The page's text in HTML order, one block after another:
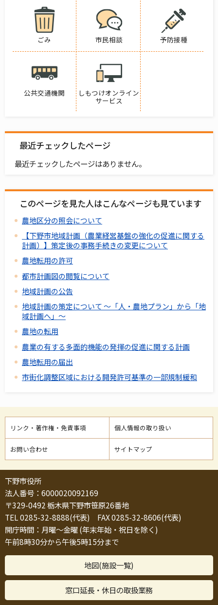
ごみ 市民相談 予防接種
公共交通機関
しもつけオンライン
サービス
最近チェックしたページ
最近チェックしたページはありません。
このページを見た人はこんなページも見ています
農地区分の照会について
【下野市地域計画（農業経営基盤の強化の促進に関する
計画）】策定後の事務手続きの変更について
農地転用の許可
都市計画図の閲覧について
地域計画の公告
地域計画の策定について ～「人・農地プラン」から「地
域計画へ」～
農地の転用
農業の有する多面的機能の発揮の促進に関する計画
農地転用の届出
市街化調整区域における開発許可基準の一部規制緩和
リンク・著作権・免責事項 個人情報の取り扱い
お問い合わせ サイトマップ
下野市役所
法人番号：6000020092169
〒329-0492 栃木県下野市笹原26番地
TEL 0285-32-8888(代表) FAX 0285-32-8606(代表)
開庁時間：月曜～金曜 (年末年始・祝日を除く)
午前8時30分から午後5時15分まで
地図(施設一覧)
窓口延長・休日の取扱業務